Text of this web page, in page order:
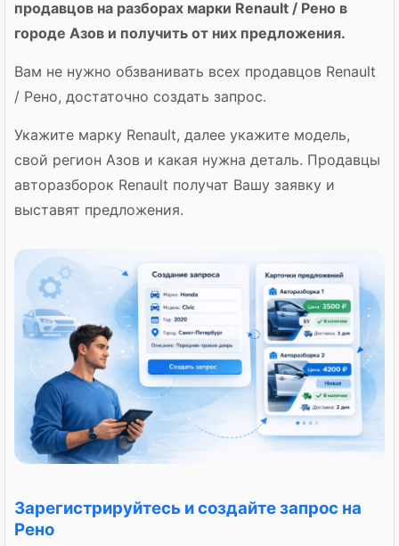
продавцов на разборах марки Renault / Рено в
городе Азов и получить от них предложения.
Вам не нужно обзванивать всех продавцов Renault
/ Рено, достаточно создать запрос.
Укажите марку Renault, далее укажите модель,
свой регион Азов и какая нужна деталь. Продавцы
авторазборок Renault получат Вашу заявку и
выставят предложения.
Зарегистрируйтесь и создайте запрос на
Рено